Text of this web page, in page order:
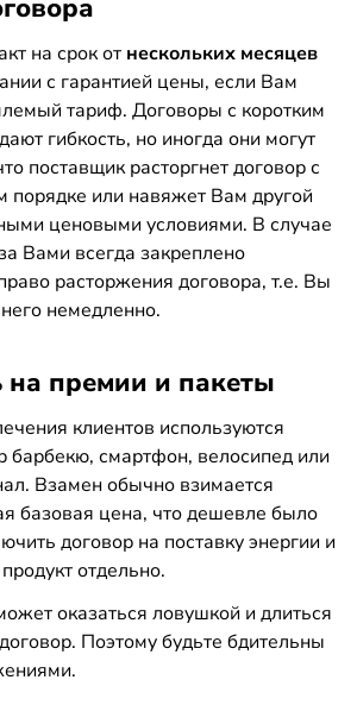
на срок от нескольких месяцев
с гарантией цены, если Вам
тариф. Договоры с коротким
гибкость, но иногда они могут
поставщик расторгнет договор с
порядке или навяжет Вам другой
ценовыми условиями. В случае
Вами всегда закреплено
расторжения договора, т.е. Вы
немедленно.
на премии и пакеты
клиентов используются
барбекю, смартфон, велосипед или
Взамен обычно взимается
базовая цена, что дешевле было
договор на поставку энергии и
отдельно.
оказаться ловушкой и длиться
Поэтому будьте бдительны